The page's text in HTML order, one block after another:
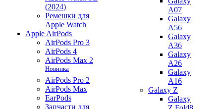
(2024)
Ремешки для
Apple Watch
Apple AirPods
AirPods Pro 3
AirPods 4
AirPods Max 2
Новинка
AirPods Pro 2
AirPods Max
EarPods
Запчасти для
A07
Galaxy
A56
Galaxy
A36
Galaxy
A26
Galaxy
A16
Galaxy Z
Galaxy